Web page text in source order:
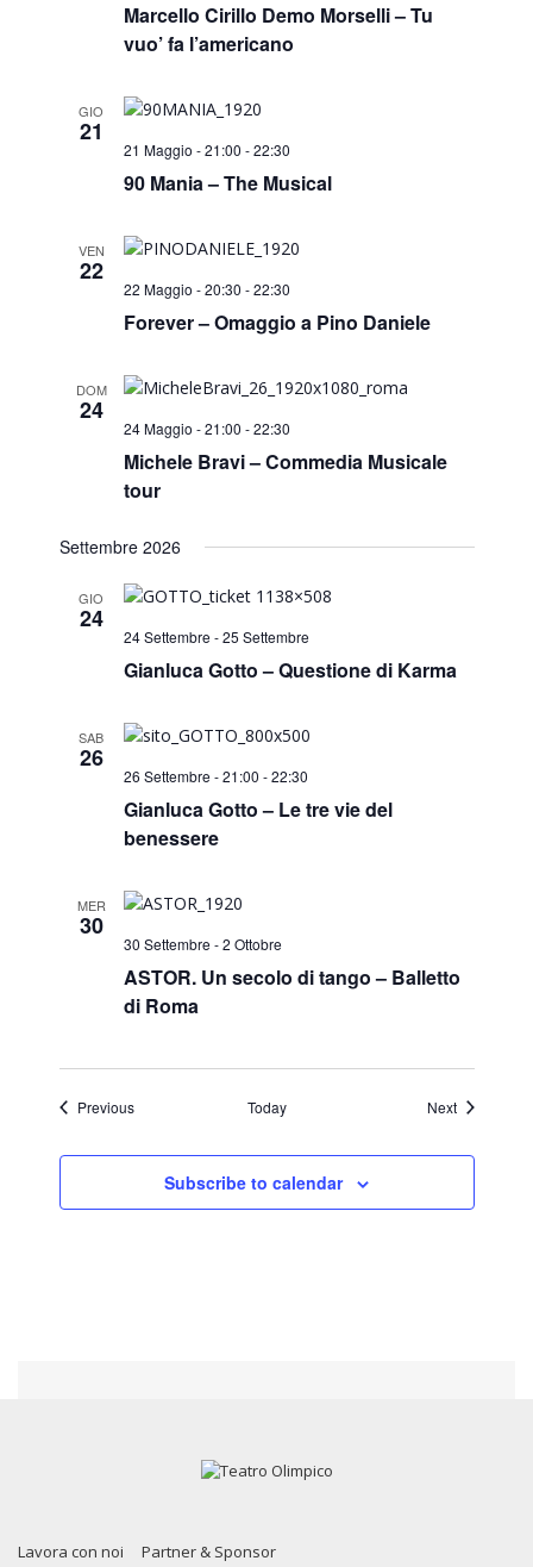
Marcello Cirillo Demo Morselli – Tu
vuo’ fa l’americano
GIO
21
21 Maggio - 21:00 -22:30
90 Mania – The Musical
VEN
22
22 Maggio - 20:30 -22:30
Forever – Omaggio a Pino Daniele
DOM
24
24 Maggio - 21:00 -22:30
Michele Bravi – Commedia Musicale
tour
Settembre 2026
GIO
24
24 Settembre -25 Settembre
Gianluca Gotto – Questione di Karma
SAB
26
26 Settembre - 21:00 -22:30
Gianluca Gotto – Le tre vie del
benessere
MER
30
30 Settembre -2 Ottobre
ASTOR. Un secolo di tango – Balletto
di Roma
PreviousEvents Today NextEvents
Subscribe to calendar
Lavora con noi Partner & Sponsor